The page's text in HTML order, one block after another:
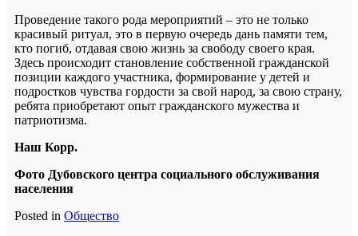
Проведение такого рода мероприятий – это не только
красивый ритуал, это в первую очередь дань памяти тем,
кто погиб, отдавая свою жизнь за свободу своего края.
Здесь происходит становление собственной гражданской
позиции каждого участника, формирование у детей и
подростков чувства гордости за свой народ, за свою страну,
ребята приобретают опыт гражданского мужества и
патриотизма.
Наш Корр.
Фото Дубовского центра социального обслуживания
населения
Posted in Общество